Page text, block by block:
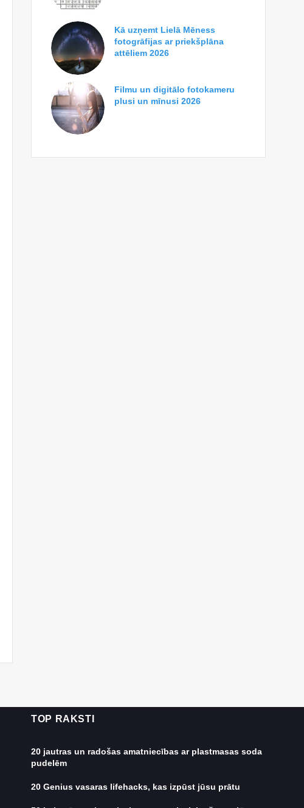
Kā uzņemt Lielā Mēness
fotogrāfijas ar priekšplāna
attēliem 2026
Filmu un digitālo fotokameru
plusi un mīnusi 2026
TOP RAKSTI
20 jautras un radošas amatniecības ar plastmasas soda
pudelēm
20 Genius vasaras lifehacks, kas izpūst jūsu prātu